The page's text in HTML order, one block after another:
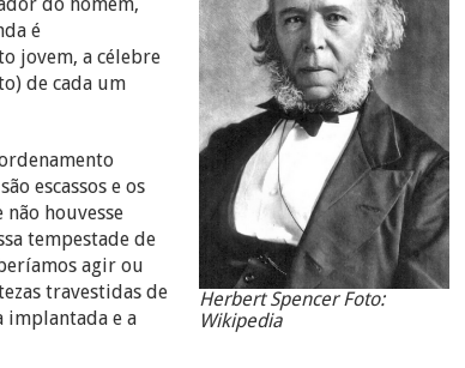
Herbert Spencer Foto:
Wikipedia
é
jovem, a célebre
de cada um
escassos e os
houvesse
tempestade de
agir ou
travestidas de
implantada e a